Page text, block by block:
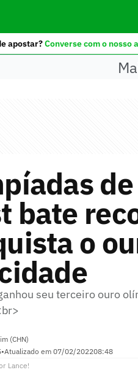
apostar?Converse com o nosso
bate
o
seu terceiro ouro
(CHN)
•Atualizado em 07/02/202208:48
Lance!